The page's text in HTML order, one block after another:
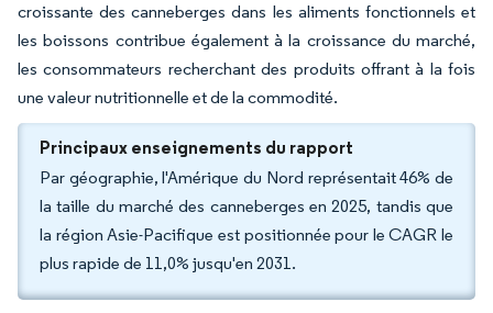
croissante des canneberges dans les aliments fonctionnels et
les boissons contribue également à la croissance du marché,
les consommateurs recherchant des produits offrant à la fois
une valeur nutritionnelle et de la commodité.
Principaux enseignements du rapport
Par géographie, l'Amérique du Nord représentait 46% de
la taille du marché des canneberges en 2025, tandis que
la région Asie-Pacifique est positionnée pour le CAGR le
plus rapide de 11,0% jusqu'en 2031.